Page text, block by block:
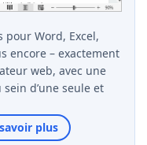
Word, Excel,
encore – exactement
web, avec une
d’une seule et
plus